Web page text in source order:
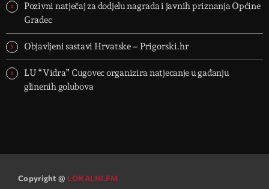
Pozivni natječaj za dodjelu nagrada i javnih priznanja Općine
Gradec
Objavljeni sastavi Hrvatske – Prigorski.hr
LU “Vidra” Cugovec organizira natjecanje u gađanju
glinenih golubova
Copyright @ LOKALNI.FM